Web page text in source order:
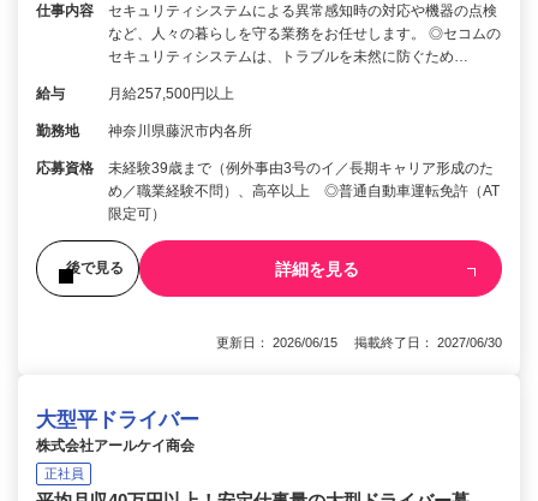
仕事内容
セキュリティシステムによる異常感知時の対応や機器の点検
など、人々の暮らしを守る業務をお任せします。 ◎セコムの
セキュリティシステムは、トラブルを未然に防ぐため…
給与 月給257,500円以上
勤務地 神奈川県藤沢市内各所
応募資格
未経験39歳まで（例外事由3号のイ／長期キャリア形成のた
め／職業経験不問）、高卒以上 ◎普通自動車運転免許（AT
限定可）
後で見る 詳細を見る
更新日： 2026/06/15 掲載終了日： 2027/06/30
大型平ドライバー
株式会社アールケイ商会
正社員